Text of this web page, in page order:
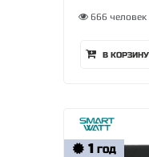
666 человек
В КОРЗИНУ
1 ГОД